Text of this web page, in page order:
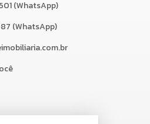
(WhatsApp)
(WhatsApp)